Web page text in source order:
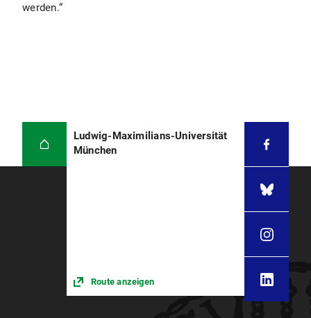
werden.“
Ludwig-Maximilians-Universität
München
Route anzeigen